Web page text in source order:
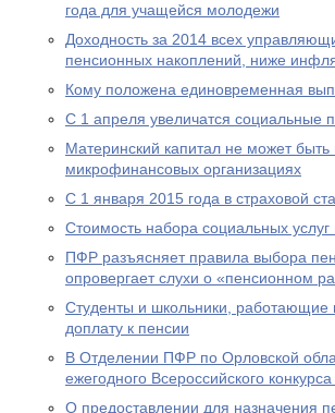
года для учащейся молодежи
Доходность за 2014 всех
пенсионных накоплений, ниже
Кому положена единовременная
С 1 апреля увеличатся социальные
Материнский капитал не может
микрофинансовых организациях
С 1 января 2015 года в страховой
Стоимость набора социальных
ПФР разъясняет правила выбора
опровергает слухи о «пенсионном
Студенты и школьники, работающие
доплату к пенсии
В Отделении ПФР по Орловской
ежегодного Всероссийского
О предоставлении для назначения